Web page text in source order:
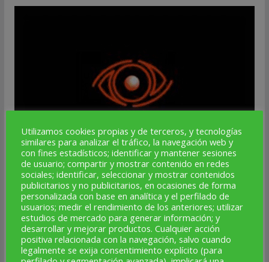
Utilizamos cookies propias y de terceros, y tecnologías
similares para analizar el tráfico, la navegación web y
con fines estadísticos; identificar y mantener sesiones
de usuario; compartir y mostrar contenido en redes
sociales; identificar, seleccionar y mostrar contenidos
publicitarios y no publicitarios, en ocasiones de forma
personalizada con base en analítica y el perfilado de
usuarios; medir el rendimiento de los anteriores; utilizar
estudios de mercado para generar información; y
desarrollar y mejorar productos. Cualquier acción
positiva relacionada con la navegación, salvo cuando
legalmente se exija consentimiento explícito (para